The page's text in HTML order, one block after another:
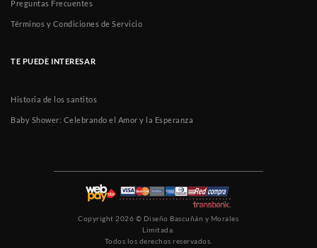
Preguntas Frecuentes
Términos y Condiciones de Servicio
TE PUEDE INTERESAR
Historia de los santitos
Baby Shower: Celebrando el Amor y la Esperanza
Copyright 2026 © Diseño Bascuñán y Morales
Limitada.
Todos los derechos reservados.